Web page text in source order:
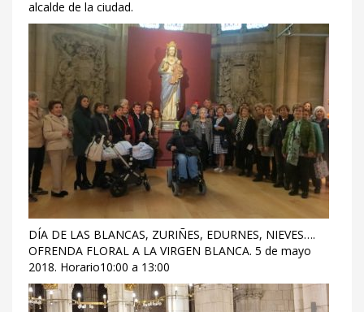
alcalde de la ciudad.
DÍA DE LAS BLANCAS, ZURIÑES, EDURNES, NIEVES….
OFRENDA FLORAL A LA VIRGEN BLANCA. 5 de mayo
2018. Horario10:00 a 13:00